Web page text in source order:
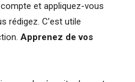
et appliquez-vous
rédigez. C’est utile
Apprenez de vos